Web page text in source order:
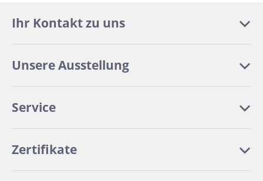
Ihr Kontakt zu uns
Unsere Ausstellung
Service
Zertifikate